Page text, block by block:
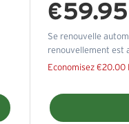
€59.95
Se renouvelle
renouvellement est
Economisez €20.00